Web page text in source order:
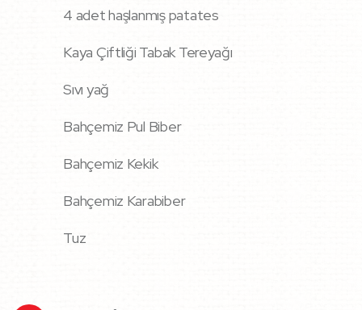
4 adet haşlanmış patates
Kaya Çiftliği Tabak Tereyağı
Sıvı yağ
Bahçemiz Pul Biber
Bahçemiz Kekik
Bahçemiz Karabiber
Tuz